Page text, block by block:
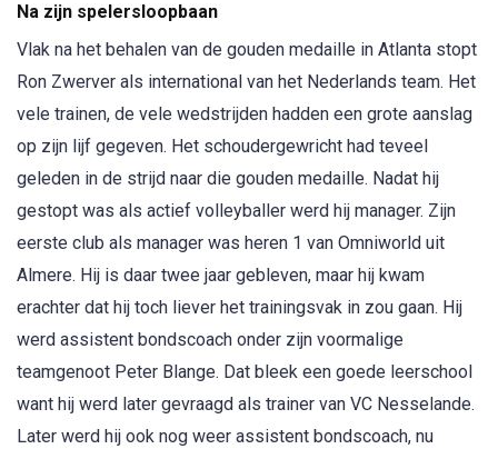
Na zijn spelersloopbaan
Vlak na het behalen van de gouden medaille in Atlanta stopt
Ron Zwerver als international van het Nederlands team. Het
vele trainen, de vele wedstrijden hadden een grote aanslag
op zijn lijf gegeven. Het schoudergewricht had teveel
geleden in de strijd naar die gouden medaille. Nadat hij
gestopt was als actief volleyballer werd hij manager. Zijn
eerste club als manager was heren 1 van Omniworld uit
Almere. Hij is daar twee jaar gebleven, maar hij kwam
erachter dat hij toch liever het trainingsvak in zou gaan. Hij
werd assistent bondscoach onder zijn voormalige
teamgenoot Peter Blange. Dat bleek een goede leerschool
want hij werd later gevraagd als trainer van VC Nesselande.
Later werd hij ook nog weer assistent bondscoach, nu